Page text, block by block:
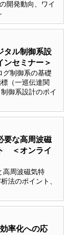
開発動向、ワイ
タル制御系設
セミナー＞
グ制御系の基礎
（一巡伝達関
御系設計のポイ
要な高周波磁
＜オンライ
高周波磁気特
法のポイント、
率化への応